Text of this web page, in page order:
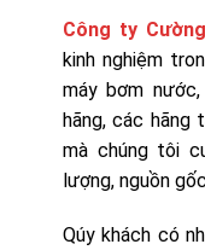
Công ty
kinh nghiệm
máy bơm
hãng, các hãng
mà chúng tôi
lượng, nguồn
Qúy khách có